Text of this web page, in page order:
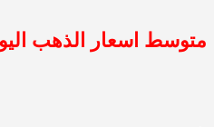
متوسط اسعار الذهب